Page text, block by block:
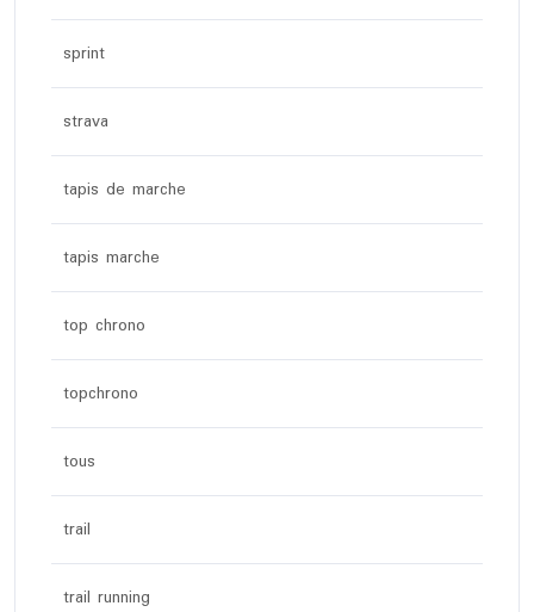
sprint
strava
tapis de marche
tapis marche
top chrono
topchrono
tous
trail
trail running